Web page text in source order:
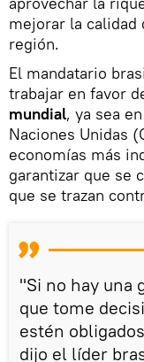
mejorar la calidad
región.
El mandatario
trabajar en favor
mundial, ya sea
Naciones Unidas
economías más
garantizar que se
que se trazan
"Si no hay una
que tome
estén
dijo el líder